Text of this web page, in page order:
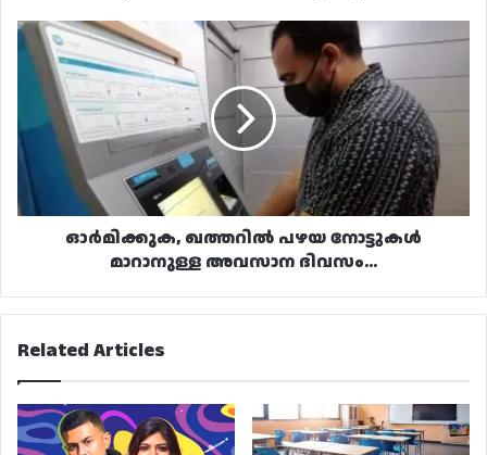
ഓർമിക്കുക,
ഖത്തറിൽ
പഴയ
നോട്ടുകൾ
മാറാനുള്ള
അവസാന
ദിവസം...
ഓർമിക്കുക, ഖത്തറിൽ പഴയ നോട്ടുകൾ
മാറാനുള്ള അവസാന ദിവസം...
Related Articles